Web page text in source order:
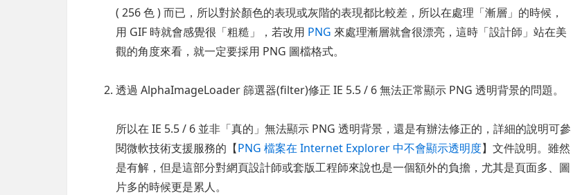
( 256 色 ) 而已，所以對於顏色的表現或灰階的表現都比較差，所以在處理「漸層」的時候，
用 GIF 時就會感覺很「粗糙」，若改用 PNG 來處理漸層就會很漂亮，這時「設計師」站在美
觀的角度來看，就一定要採用 PNG 圖檔格式。
透過 AlphaImageLoader 篩選器(filter)修正 IE 5.5 / 6 無法正常顯示 PNG 透明背景的問題。
所以在 IE 5.5 / 6 並非「真的」無法顯示 PNG 透明背景，還是有辦法修正的，詳細的說明可參
閱微軟技術支援服務的【PNG 檔案在 Internet Explorer 中不會顯示透明度】文件說明。雖然
是有解，但是這部分對網頁設計師或套版工程師來說也是一個額外的負擔，尤其是頁面多、圖
片多的時候更是累人。